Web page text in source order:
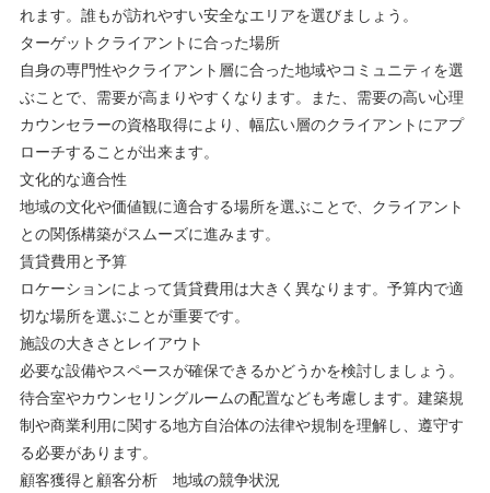
れます。誰もが訪れやすい安全なエリアを選びましょう。
ターゲットクライアントに合った場所
自身の専門性やクライアント層に合った地域やコミュニティを選
ぶことで、需要が高まりやすくなります。また、需要の高い心理
カウンセラーの資格取得により、幅広い層のクライアントにアプ
ローチすることが出来ます。
文化的な適合性
地域の文化や価値観に適合する場所を選ぶことで、クライアント
との関係構築がスムーズに進みます。
賃貸費用と予算
ロケーションによって賃貸費用は大きく異なります。予算内で適
切な場所を選ぶことが重要です。
施設の大きさとレイアウト
必要な設備やスペースが確保できるかどうかを検討しましょう。
待合室やカウンセリングルームの配置なども考慮します。建築規
制や商業利用に関する地方自治体の法律や規制を理解し、遵守す
る必要があります。
顧客獲得と顧客分析 地域の競争状況